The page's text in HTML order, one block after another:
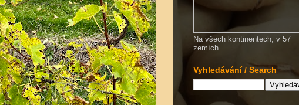
Na všech kontinentech, v 57
zemích
Vyhledávání / Search